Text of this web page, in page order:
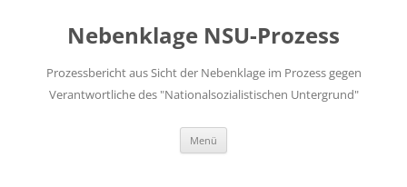
springenNebenklage NSU-Prozess
Prozessbericht aus Sicht der Nebenklage im Prozess gegen
Verantwortliche des "Nationalsozialistischen Untergrund"
Menü